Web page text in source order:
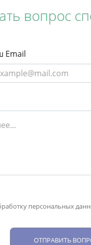
вопрос
Email
персональных
ОТПРАВИТЬ